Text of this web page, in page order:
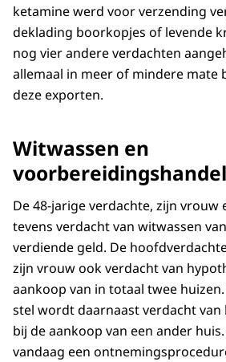
ketamine werd voor verzending
deklading boorkopjes of levende
nog vier andere verdachten
allemaal in meer of mindere mate
deze exporten.
Witwassen en
De 48-jarige verdachte, zijn vrouw
tevens verdacht van witwassen
verdiende geld. De
zijn vrouw ook verdacht van
aankoop van in totaal twee
stel wordt daarnaast verdacht
bij de aankoop van een ander
vandaag een